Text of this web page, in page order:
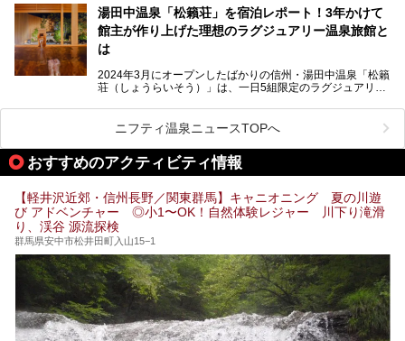
昼神温泉では、朝市などの観光スポットや、信州名物のおや
きを楽しめるグルメスポットなど、観光を楽しむにはぴった
りの場所が豊富にあります。
この記事では、昼神温泉での滞在を充実させる宿泊施設や日
帰り温泉、見どころ満載の観光・グルメスポットに加え、ア
クセス方法も順に紹介します。
湯田中温泉「松籟荘」を宿泊レポート！3年かけて
館主が作り上げた理想のラグジュアリー温泉旅館と
は
2024年3月にオープンしたばかりの信州・湯田中温泉「松籟
荘（しょうらいそう）」は、一日5組限定のラグジュアリー
ライベートに楽しめる非日常感が味わえます。また宿泊者は
道向かいの「よろづや」の大浴場「桃山風呂」や共同浴場の
「湯田中大湯」も利用ができます。
極上のお湯に浸り上質なお料理に舌鼓、特別な日に泊まりた
い湯田中温泉「松籟荘」を、実際に宿泊した目線で紹介しま
ニフティ温泉ニュースTOPへ
おすすめのアクティビティ情報
【軽井沢近郊・信州長野／関東群馬】キャニオニング 夏の川遊
び アドベンチャー ◎小1〜OK！自然体験レジャー 川下り滝滑
り、渓谷 源流探検
群馬県安中市松井田町入山15−1